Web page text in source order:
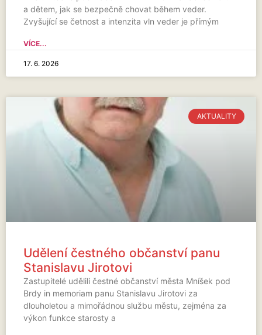
a dětem, jak se bezpečně chovat během veder.
Zvyšující se četnost a intenzita vln veder je přímým
VÍCE...
17. 6. 2026
AKTUALITY
Udělení čestného občanství panu
Stanislavu Jirotovi
Zastupitelé udělili čestné občanství města Mníšek pod
Brdy in memoriam panu Stanislavu Jirotovi za
dlouholetou a mimořádnou službu městu, zejména za
výkon funkce starosty a